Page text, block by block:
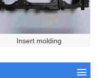
Insert molding